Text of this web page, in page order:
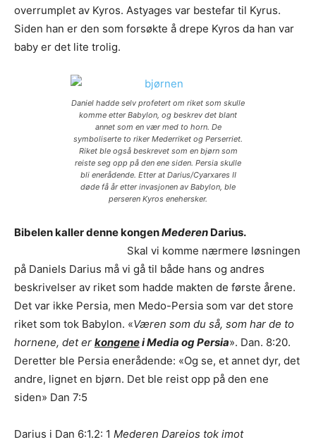
overrumplet av Kyros. Astyages var bestefar til Kyrus.
Siden han er den som forsøkte å drepe Kyros da han var
baby er det lite trolig.
Daniel hadde selv profetert om riket som skulle
komme etter Babylon, og beskrev det blant
annet som en vær med to horn. De
symboliserte to riker Mederriket og Perserriet.
Riket ble også beskrevet som en bjørn som
reiste seg opp på den ene siden. Persia skulle
bli enerådende. Etter at Darius/Cyarxares II
døde få år etter invasjonen av Babylon, ble
perseren Kyros enehersker.
Bibelen kaller denne kongenMederen Darius.
Skal vi komme nærmere løsningen
på Daniels Darius må vi gå til både hans og andres
beskrivelser av riket som hadde makten de første årene.
Det var ikke Persia, men Medo-Persia som var det store
riket som tok Babylon. «Væren som du så, som har de to
hornene, det er kongenei Media og Persia». Dan. 8:20.
Deretter ble Persia enerådende: «Og se, et annet dyr, det
andre, lignet en bjørn. Det ble reist opp på den ene
siden» Dan 7:5
Darius i Dan 6:1.2: 1 Mederen Dareios tok imot